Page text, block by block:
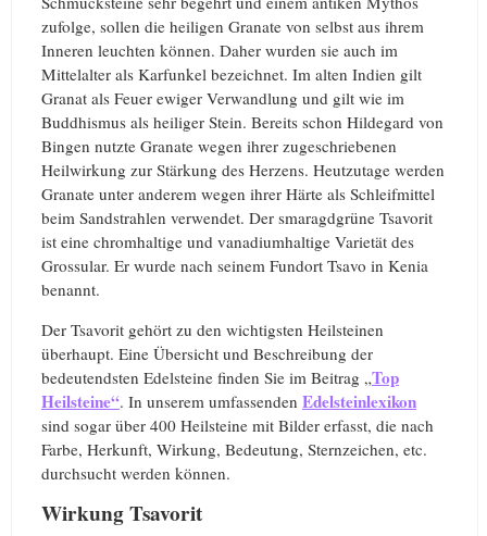
zufolge, sollen die heiligen Granate von selbst aus ihrem
Inneren leuchten können. Daher wurden sie auch im
Mittelalter als Karfunkel bezeichnet. Im alten Indien gilt
Granat als Feuer ewiger Verwandlung und gilt wie im
Buddhismus als heiliger Stein. Bereits schon Hildegard von
Bingen nutzte Granate wegen ihrer zugeschriebenen
Heilwirkung zur Stärkung des Herzens. Heutzutage werden
Granate unter anderem wegen ihrer Härte als Schleifmittel
beim Sandstrahlen verwendet. Der smaragdgrüne Tsavorit
ist eine chromhaltige und vanadiumhaltige Varietät des
Grossular. Er wurde nach seinem Fundort Tsavo in Kenia
benannt.
Der Tsavorit gehört zu den wichtigsten Heilsteinen
überhaupt. Eine Übersicht und Beschreibung der
bedeutendsten Edelsteine finden Sie im Beitrag „Top
Heilsteine“. In unserem umfassenden Edelsteinlexikon
sind sogar über 400 Heilsteine mit Bilder erfasst, die nach
Farbe, Herkunft, Wirkung, Bedeutung, Sternzeichen, etc.
durchsucht werden können.
Wirkung Tsavorit